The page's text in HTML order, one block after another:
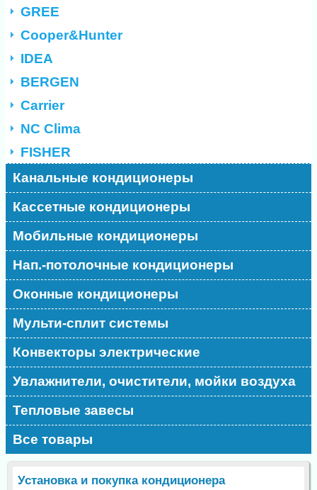
GREE
Cooper&Hunter
IDEA
BERGEN
Carrier
NC Clima
FISHER
Канальные кондиционеры
Кассетные кондиционеры
Мобильные кондиционеры
Нап.-потолочные кондиционеры
Оконные кондиционеры
Мульти-сплит системы
Конвекторы электрические
Увлажнители, очистители, мойки воздуха
Тепловые завесы
Все товары
Установка и покупка кондиционера